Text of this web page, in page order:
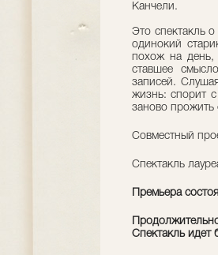
Канчели.
Это спектакль
одинокий
похож на день,
ставшее
записей.
жизнь: спорит с
заново
Совместный
Спектакль
Премьера
Спектакль идет